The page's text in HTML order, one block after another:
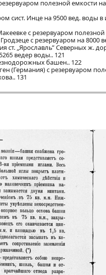
полезной емкости
сист. Инце на 9500 вед.
с резервуаром полезной
с резервуаром на 8000
„Ярославль” Северных ж.
ведер воды.. 121
башен.. 122
(Германия) с резервуаром
131